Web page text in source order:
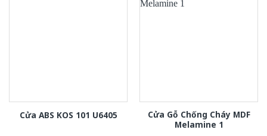
Cửa ABS KOS 101 U6405
Cửa Gỗ Chống Cháy MDF
Melamine 1